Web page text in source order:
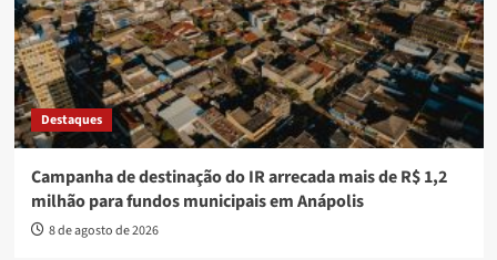
Destaques
Campanha de destinação do IR arrecada mais de R$ 1,2
milhão para fundos municipais em Anápolis
8 de agosto de 2026